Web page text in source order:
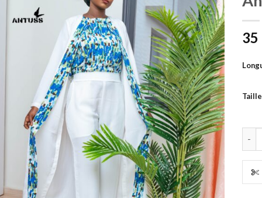
Ajouter
à la liste
de
souhaits
35
Taille